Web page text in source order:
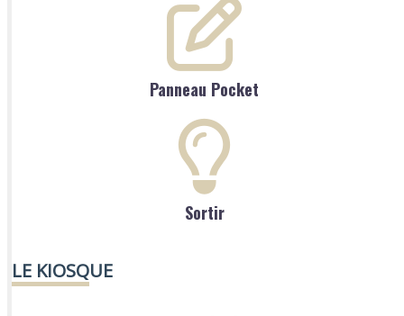
Panneau Pocket
Sortir
LE KIOSQUE